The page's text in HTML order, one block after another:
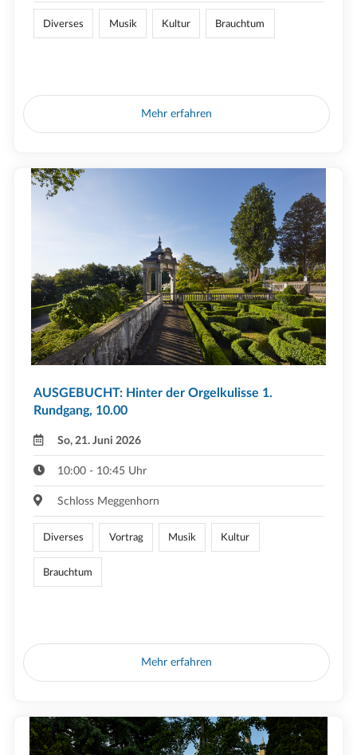
Diverses Musik Kultur Brauchtum
Mehr erfahren
AUSGEBUCHT: Hinter der Orgelkulisse 1.
Rundgang, 10.00
So, 21. Juni 2026
10:00 - 10:45 Uhr
Schloss Meggenhorn
Diverses Vortrag Musik Kultur
Brauchtum
Mehr erfahren